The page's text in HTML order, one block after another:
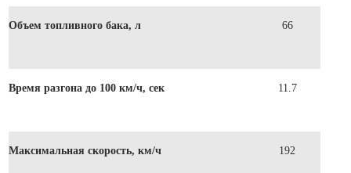
Объем топливного бака, л 66
Время разгона до 100 км/ч, сек 11.7
Максимальная скорость, км/ч 192